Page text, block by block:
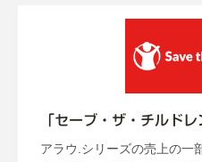
「セーブ・ザ・チルド
アラウ.シリーズの売上の一